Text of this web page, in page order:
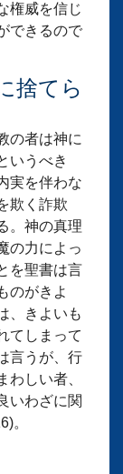
権威を信じ
できるので
捨てら
の者は神に
いうべき
実を伴わな
欺く詐欺
。神の真理
の力によっ
を聖書は言
のがきよ
、きよいも
てしまって
言うが、行
わしい者、
いわざに関
。